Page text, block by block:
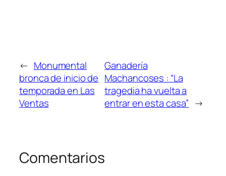
← Monumental
bronca de inicio de
temporada en Las
Ventas
Ganadería
Machancoses : “La
tragedia ha vuelta a
entrar en esta casa” →
Comentarios